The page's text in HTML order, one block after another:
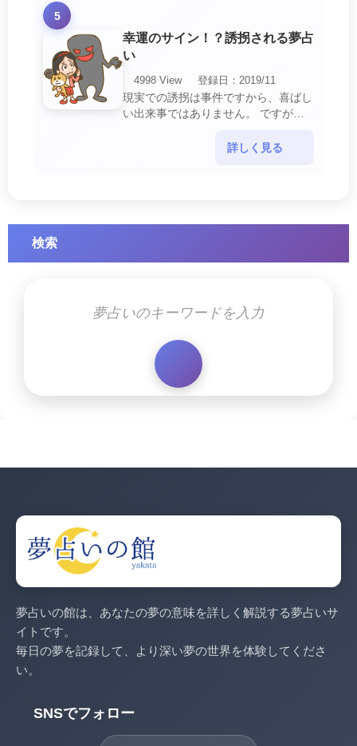
5
幸運のサイン！？誘拐される夢占
い
4998 View
登録日：2019/11
現実での誘拐は事件ですから、喜ばし
い出来事ではありません。 ですが、
詳しく見る
検索
夢占いの館は、あなたの夢の意味を詳しく解説する夢占いサ
イトです。
毎日の夢を記録して、より深い夢の世界を体験してくださ
い。
SNSでフォロー